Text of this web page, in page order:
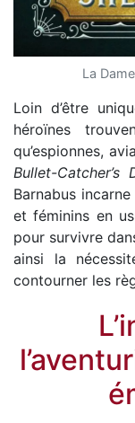
La
Loin d’être
héroïnes
qu’espionnes,
Bullet-Catcher’s
Barnabus
et féminins en
pour survivre
ainsi la
contourner les